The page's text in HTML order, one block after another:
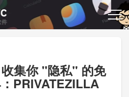
集你 "隐私" 的免
PRIVATEZILLA